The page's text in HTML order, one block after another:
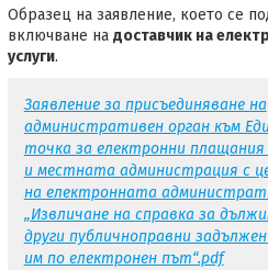
Образец на заявление, което се
включване на доставчик на
услуги.
Заявление за присъединяване на
административен орган към
точка за електронни
и местната администрация с
на електронната
„Извличане на справка за
други публичноправни
им по електронен път“.pdf